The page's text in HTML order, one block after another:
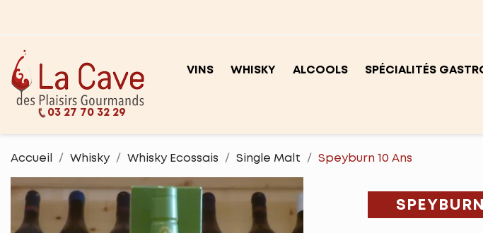
03 27 70 32 29
VINS WHISKY ALCOOLS SPÉCIALITÉS
Accueil Whisky Whisky Ecossais Single Malt Speyburn 10 Ans